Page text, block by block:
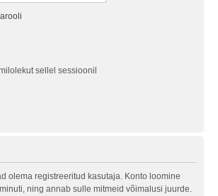
sellel sessioonil
olema registreeritud kasutaja. Konto loomine
ning annab sulle mitmeid võimalusi juurde.